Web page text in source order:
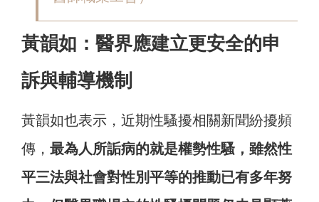
黃韻如：醫界應建立更安全的申
訴與輔導機制
黃韻如也表示，近期性騷擾相關新聞紛擾頻
傳， 最為人所詬病的就是權勢性騷，雖然性
平三法與社會對性別平等的推動已有多年努